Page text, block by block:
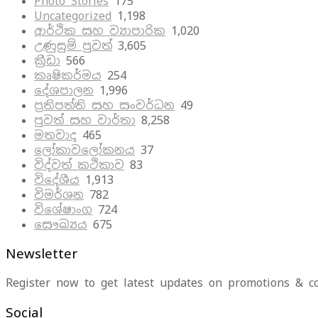
Uncategorized 1,198
ආර්ථික සහ ව්‍යාපාරික 1,020
උණුසුම් පුවත් 3,605
ක්‍රීඩා 566
කෘෂිකර්මය 254
දේශපාලන 1,996
ප්‍රතිපත්ති සහ සංවර්ධන 49
පුවත් සහ වාර්තා 8,258
මතවාද 465
ලෝකාවලෝකනය 37
විද්වත් කථිකාව 83
විදේශීය 1,913
විමර්ශන 782
විශේෂාංග 724
සෞඛ්‍යය 675
Newsletter
Register now to get latest updates on promotions &
Social